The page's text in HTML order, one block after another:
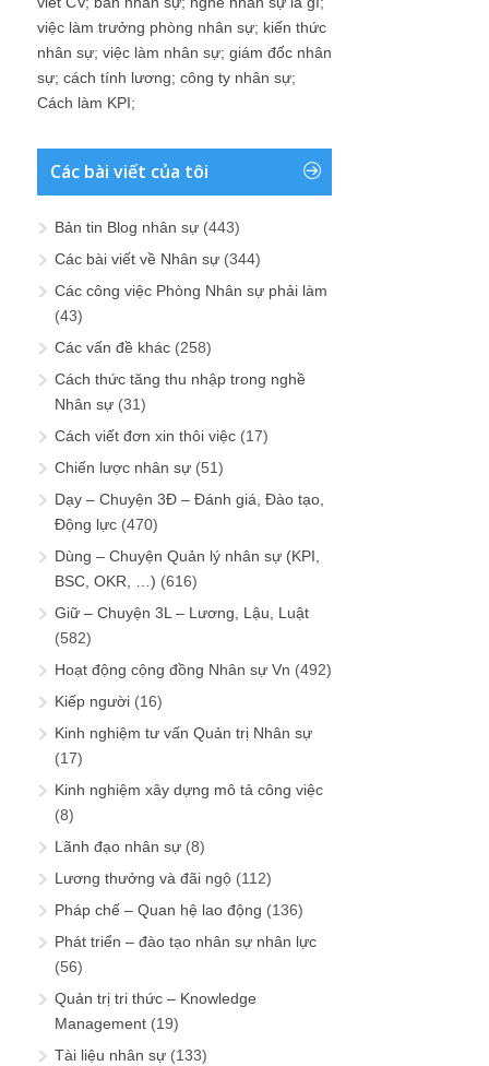
việc làm trưởng phòng nhân sự; kiến thức
nhân sự; việc làm nhân sự; giám đốc nhân
sự; cách tính lương; công ty nhân sự;
Cách làm KPI;
Các bài viết của tôi
Bản tin Blog nhân sự (443)
Các bài viết về Nhân sự (344)
Các công việc Phòng Nhân sự phải làm
(43)
Các vấn đề khác (258)
Cách thức tăng thu nhập trong nghề
Nhân sự (31)
Cách viết đơn xin thôi việc (17)
Chiến lược nhân sự (51)
Dạy – Chuyện 3Đ – Đánh giá, Đào tạo,
Động lực (470)
Dùng – Chuyện Quản lý nhân sự (KPI,
BSC, OKR, …) (616)
Giữ – Chuyện 3L – Lương, Lậu, Luật
(582)
Hoạt động cộng đồng Nhân sự Vn (492)
Kiếp người (16)
Kinh nghiệm tư vấn Quản trị Nhân sự
(17)
Kinh nghiệm xây dựng mô tả công việc
(8)
Lãnh đạo nhân sự (8)
Lương thưởng và đãi ngộ (112)
Pháp chế – Quan hệ lao động (136)
Phát triển – đào tạo nhân sự nhân lực
(56)
Quản trị tri thức – Knowledge
Management (19)
Tài liệu nhân sự (133)